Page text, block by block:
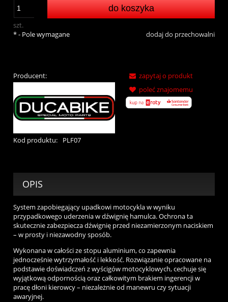
szt.
do koszyka
dodaj do przechowalni
*- Pole wymagane
Producent:
Kod produktu: PLF07
zapytaj o produkt
poleć znajomemu
OPIS
System zapobiegający upadkowi motocykla w wyniku
przypadkowego uderzenia w dźwignię hamulca. Ochrona ta
skutecznie zabezpiecza dźwignię przed niezamierzonym naciskiem
– w prosty i niezawodny sposób.
Wykonana w całości ze stopu aluminium, co zapewnia
jednocześnie wytrzymałość i lekkość. Rozwiązanie opracowane na
podstawie doświadczeń z wyścigów motocyklowych, cechuje się
wyjątkową odpornością oraz całkowitym brakiem ingerencji w
pracę dłoni kierowcy – niezależnie od manewru czy sytuacji
awaryjnej.